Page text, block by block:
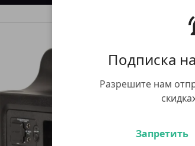
Подписка
Разрешите нам
Запретить